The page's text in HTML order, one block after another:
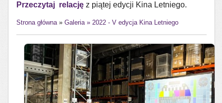
Przeczytaj relację z piątej edycji Kina Letniego.
Strona główna » Galeria » 2022 - V edycja Kina Letniego